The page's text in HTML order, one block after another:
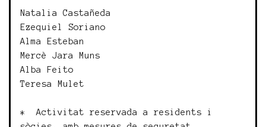
Natalia Castañeda
Ezequiel Soriano
Alma Esteban
Mercè Jara Muns
Alba Feito
Teresa Mulet
* Activitat reservada a residents i